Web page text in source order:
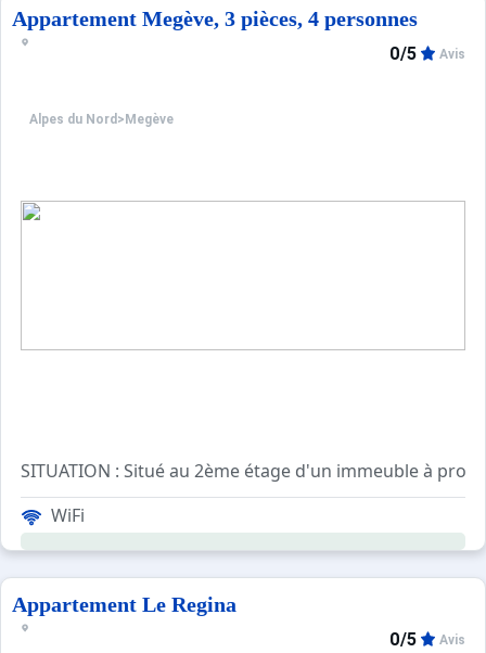
Appartement Megève, 3 pièces, 4 personnes
Alpes du Nord > Megève
0/5 Avis
SITUATION : Situé au 2ème étage d'un immeuble à
EXPOSITION : Nord/Ouest - Grand balcon d'angle - Jolie
DESCRIPTIF : Très bel appartement rénové, de 3
- entrée avec toilettes indépendantes,
- une chambre avec lit 180/200cm, coin salle de bains,
WiFi
Appartement Le Regina
0/5 Avis